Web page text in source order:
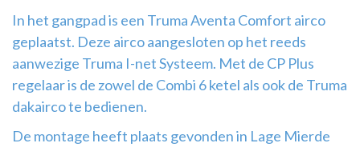
In het gangpad is een Truma Aventa Comfort airco
geplaatst. Deze airco aangesloten op het reeds
aanwezige Truma I-net Systeem. Met de CP Plus
regelaar is de zowel de Combi 6 ketel als ook de Truma
dakairco te bedienen.
De montage heeft plaats gevonden in Lage Mierde